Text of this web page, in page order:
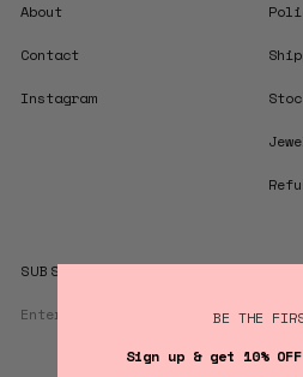
About
Contact
Instagram
SUBSCRIBE TO STAY UPDATED
your
BE THE
Sign up & get 10%